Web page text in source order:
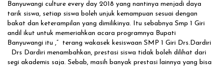
Banyuwangi culture every day 2018 yang nantinya menjadi daya
tarik siswa, setiap siswa boleh unjuk kemampuan sesuai dengan
bakat dan keterampilan yang dimilikinya. Itu sebabnya Smp 1 Giri
andil ikut untuk memeriahkan acara programnya Bupati
Banyuwangi itu ,” terang wakasek kesiswaan SMP 1 Giri Drs.Dardiri
Drs Dardiri menambahkan, prestasi siswa tidak boleh dilihat dari
segi akademis saja. Sebab, masih banyak prestasi lainnya yang bisa